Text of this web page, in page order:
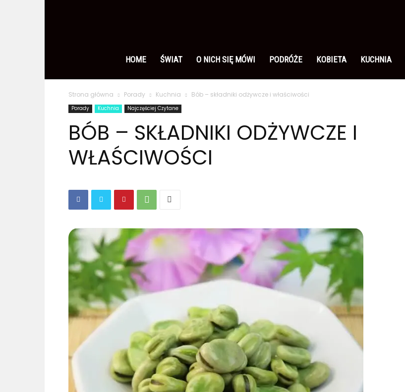
polsku
HOME ŚWIAT O NICH SIĘ MÓWI PODRÓŻE KOBIETA KUCHNIA
Strona główna Porady Kuchnia Bób – składniki odżywcze i właściwości
Porady Kuchnia Najczęściej Czytane
BÓB – SKŁADNIKI ODŻYWCZE I
WŁAŚCIWOŚCI